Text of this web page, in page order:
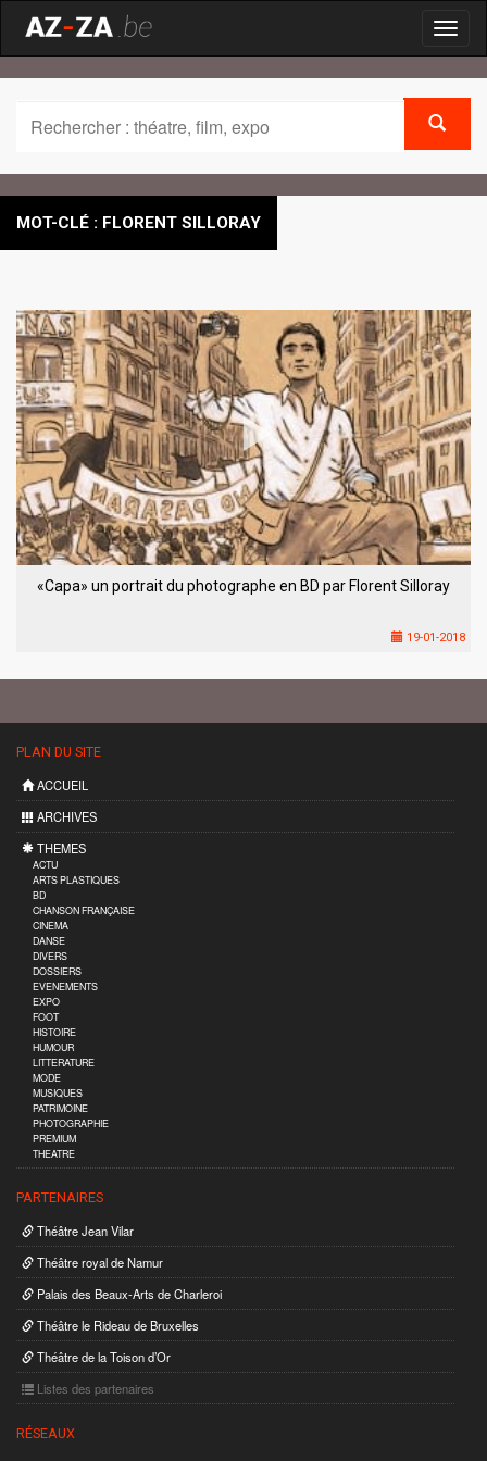
MOT-CLÉ : FLORENT SILLORAY
«Capa» un portrait du photographe en BD par Florent Silloray
19-01-2018
PLAN DU SITE
ACCUEIL
ARCHIVES
THEMES
ACTU
ARTS PLASTIQUES
BD
CHANSON FRANÇAISE
CINEMA
DANSE
DIVERS
DOSSIERS
EVENEMENTS
EXPO
FOOT
HISTOIRE
HUMOUR
LITTERATURE
MODE
MUSIQUES
PATRIMOINE
PHOTOGRAPHIE
PREMIUM
THEATRE
PARTENAIRES
Théâtre Jean Vilar
Théâtre royal de Namur
Palais des Beaux-Arts de Charleroi
Théâtre le Rideau de Bruxelles
Théâtre de la Toison d’Or
Listes des partenaires
RÉSEAUX